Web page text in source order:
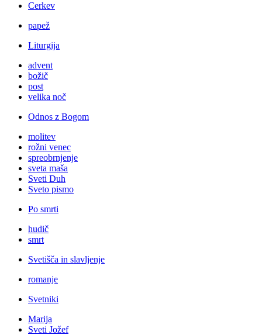
Cerkev
papež
Liturgija
advent
božič
post
velika noč
Odnos z Bogom
molitev
rožni venec
spreobrnjenje
sveta maša
Sveti Duh
Sveto pismo
Po smrti
hudič
smrt
Svetišča in slavljenje
romanje
Svetniki
Marija
Sveti Jožef